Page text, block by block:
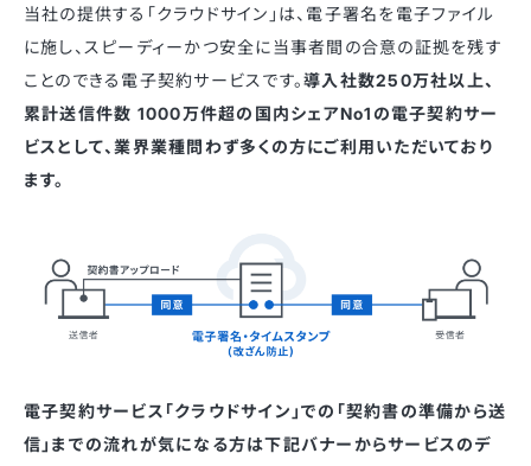
当社の提供する「クラウドサイン」は、電子署名を電子ファイル
に施し、スピーディーかつ安全に当事者間の合意の証拠を残す
ことのできる電子契約サービスです。導入社数250万社以上、
累計送信件数 1000万件超の国内シェアNo1の電子契約サー
ビスとして、業界業種問わず多くの方にご利用いただいており
ます。
電子契約サービス「クラウドサイン」での「契約書の準備から送
信」までの流れが気になる方は下記バナーからサービスのデ